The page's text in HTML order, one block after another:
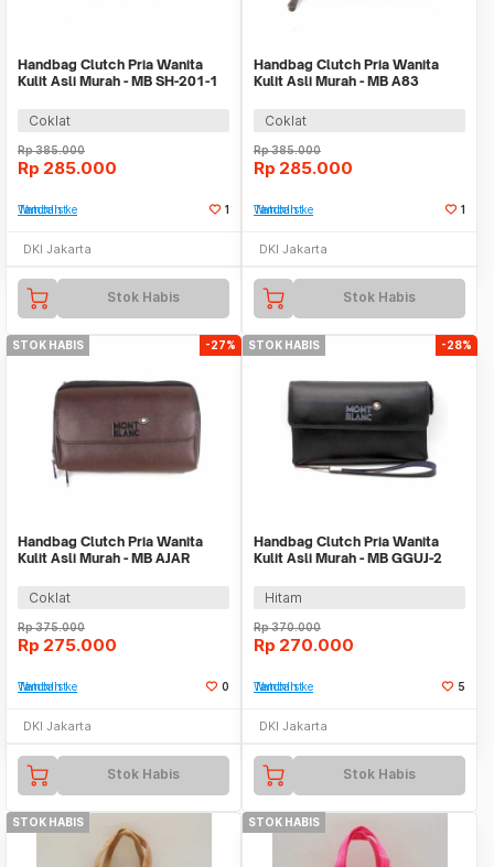
Handbag Clutch Pria Wanita
Kulit Asli Murah - MB SH-201-1
Coklat
Rp385.000
Rp 285.000
Tambah ke Watchlist 1
DKI Jakarta
Stok Habis
Handbag Clutch Pria Wanita
Kulit Asli Murah - MB A83
Coklat
Rp385.000
Rp 285.000
Tambah ke Watchlist 1
DKI Jakarta
Stok Habis
STOK HABIS -27%
Handbag Clutch Pria Wanita
Kulit Asli Murah - MB AJAR
Coklat
Rp375.000
Rp 275.000
Tambah ke Watchlist 0
DKI Jakarta
Stok Habis
STOK HABIS -28%
Handbag Clutch Pria Wanita
Kulit Asli Murah - MB GGUJ-2
Hitam
Rp370.000
Rp 270.000
Tambah ke Watchlist 5
DKI Jakarta
Stok Habis
STOK HABIS STOK HABIS